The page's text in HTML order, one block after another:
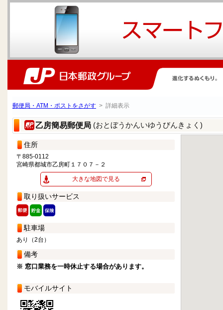
郵便局・ATM・ポストをさがす > 詳細表示
乙房簡易郵便局 (おとぼうかんいゆうびんきょく)
住所
〒885-0112
宮崎県都城市乙房町１７０７－２
大きな地図で見る
取り扱いサービス
駐車場
あり（2台）
備考
※ 窓口業務を一時休止する場合があります。
モバイルサイト